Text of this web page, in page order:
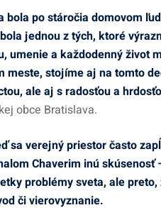
bola po stáročia domovom
jednou z tých, ktoré
umenie a každodenný život
meste, stojíme aj na tomto
ale aj s radosťou a
obce Bratislava.
sa verejný priestor často
Chaverim inú
problémy sveta, ale
či vierovyznanie.